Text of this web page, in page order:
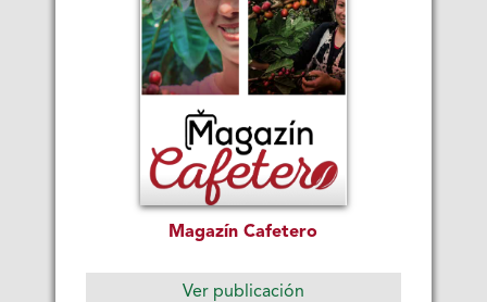
Magazín Cafetero
Ver publicación